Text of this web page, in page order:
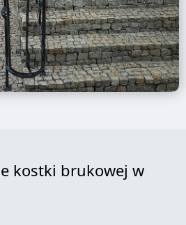
kostki brukowej w